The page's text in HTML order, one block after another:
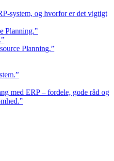
system, og hvorfor er det vigtigt
Planning.”
Planning.”
med ERP – fordele, gode råd og